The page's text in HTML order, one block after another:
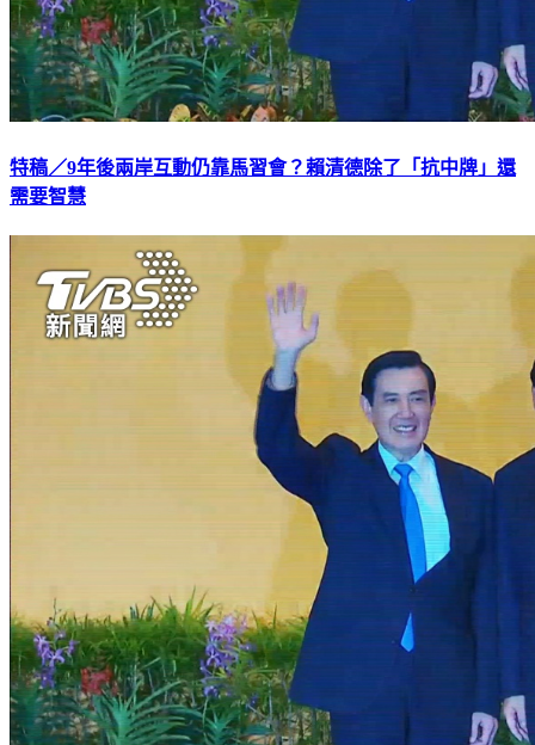
特稿／9年後兩岸互動仍靠馬習會？賴清德除了「抗中牌」還
需要智慧